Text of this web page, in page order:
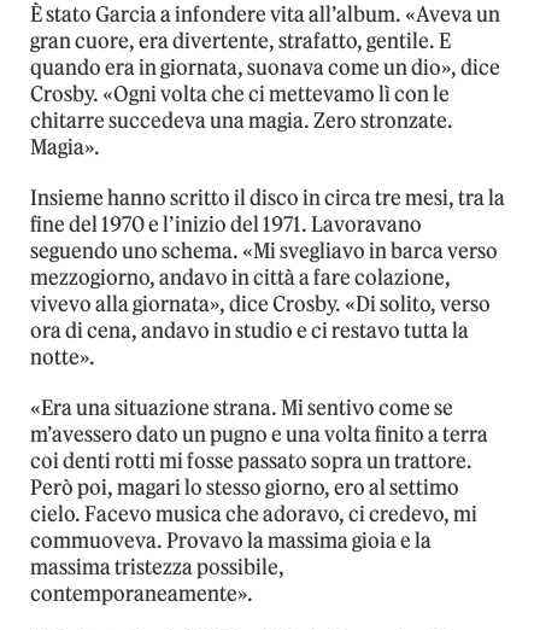
È stato Garcia a infondere vita all’album. «Aveva un
gran cuore, era divertente, strafatto, gentile. E
quando era in giornata, suonava come un dio», dice
Crosby. «Ogni volta che ci mettevamo lì con le
chitarre succedeva una magia. Zero stronzate.
Magia».
Insieme hanno scritto il disco in circa tre mesi, tra la
fine del 1970 e l’inizio del 1971. Lavoravano
seguendo uno schema. «Mi svegliavo in barca verso
mezzogiorno, andavo in città a fare colazione,
vivevo alla giornata», dice Crosby. «Di solito, verso
ora di cena, andavo in studio e ci restavo tutta la
notte».
«Era una situazione strana. Mi sentivo come se
m’avessero dato un pugno e una volta finito a terra
coi denti rotti mi fosse passato sopra un trattore.
Però poi, magari lo stesso giorno, ero al settimo
cielo. Facevo musica che adoravo, ci credevo, mi
commuoveva. Provavo la massima gioia e la
massima tristezza possibile,
contemporaneamente».